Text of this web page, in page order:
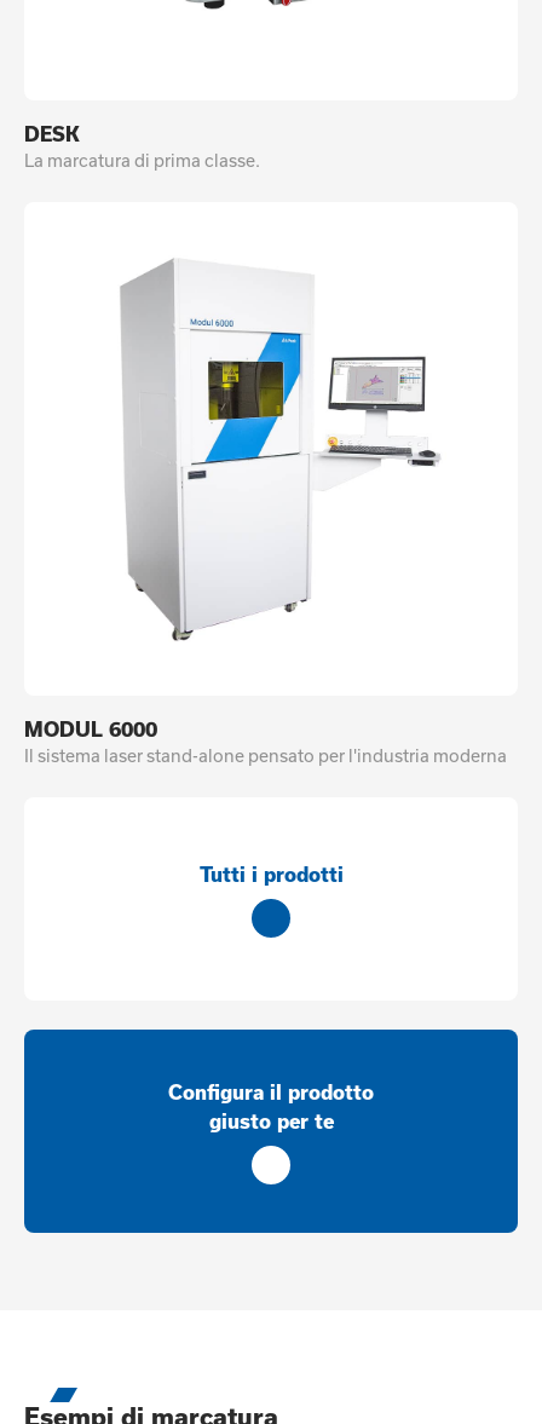
DESK
La marcatura di prima classe.
MODUL 6000
Il sistema laser stand-alone pensato per l'industria moderna
Tutti i prodotti
Configura il prodotto
giusto per te
Esempi di marcatura